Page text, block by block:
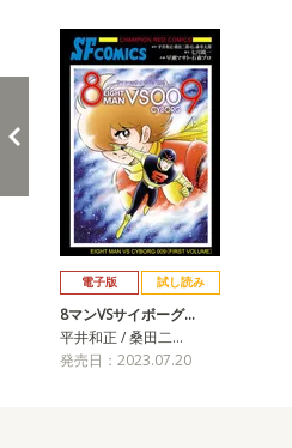
電子版 試し読み
8マンVSサイボーグ…
平井和正 / 桑田二…
発売日：2023.07.20